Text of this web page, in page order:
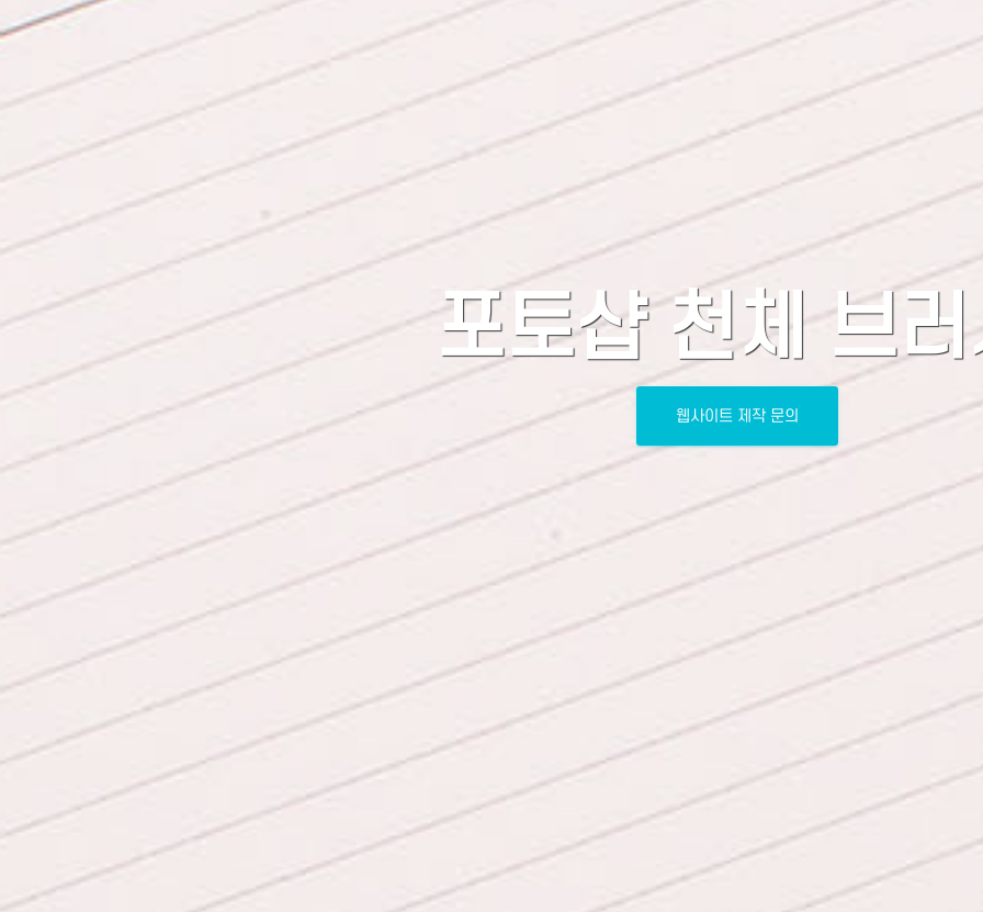
포토샵 천체 브
웹사이트 제작 문의